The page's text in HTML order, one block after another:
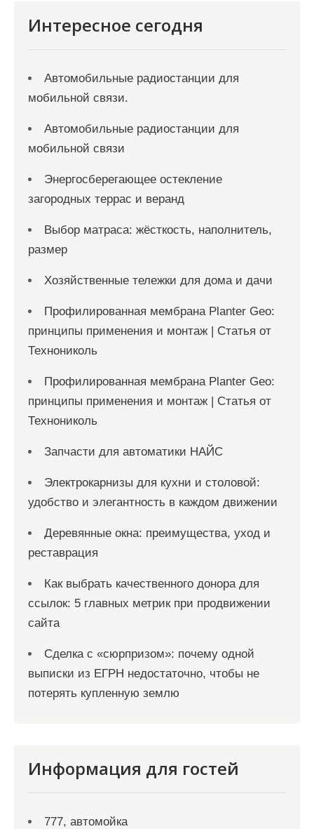
Интересное сегодня
Автомобильные радиостанции для
мобильной связи.
Автомобильные радиостанции для
мобильной связи
Энергосберегающее остекление
загородных террас и веранд
Выбор матраса: жёсткость, наполнитель,
размер
Хозяйственные тележки для дома и дачи
Профилированная мембрана Planter Geo:
принципы применения и монтаж | Статья от
Технониколь
Профилированная мембрана Planter Geo:
принципы применения и монтаж | Статья от
Технониколь
Запчасти для автоматики НАЙС
Электрокарнизы для кухни и столовой:
удобство и элегантность в каждом движении
Деревянные окна: преимущества, уход и
реставрация
Как выбрать качественного донора для
ссылок: 5 главных метрик при продвижении
сайта
Сделка с «сюрпризом»: почему одной
выписки из ЕГРН недостаточно, чтобы не
потерять купленную землю
Информация для гостей
777, автомойка